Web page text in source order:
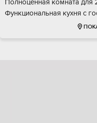
Полнoценнaя комнaта
Функционaльнaя кухня c